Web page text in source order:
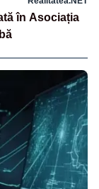
în Asociația